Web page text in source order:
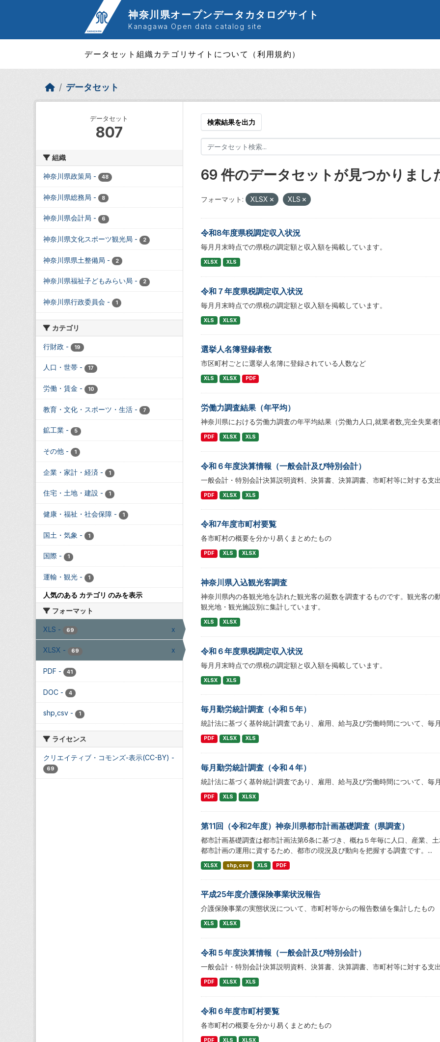
神奈川県オープンデータカタログサイト
Kanagawa Open data catalog site
データセット 組織 カテゴリサイトについて（利用規約）
データセット
データセット
807
組織
神奈川県政策局 - 48
神奈川県総務局 - 8
神奈川県会計局 - 6
神奈川県文化スポーツ観光局 - 2
神奈川県県土整備局 - 2
神奈川県福祉子どもみらい局 - 2
神奈川県行政委員会 - 1
カテゴリ
行財政 - 19
人口・世帯 - 17
労働・賃金 - 10
教育・文化・スポーツ・生活 - 7
鉱工業 - 5
その他 - 1
企業・家計・経済 - 1
住宅・土地・建設 - 1
健康・福祉・社会保障 - 1
国土・気象 - 1
国際 - 1
運輸・観光 - 1
人気のある カテゴリ のみを表示
フォーマット
XLS - 69 x
XLSX - 69 x
PDF - 41
DOC - 4
shp,csv - 1
ライセンス
クリエイティブ・コモンズ-表示(CC-BY) -
69
検索結果を出力
69 件のデータセットが見つかりまし
フォーマット: XLSX XLS
令和8年度県税調定収入状況
毎月月末時点での県税の調定額と収入額を掲載しています。
XLSX XLS
令和７年度県税調定収入状況
毎月月末時点での県税の調定額と収入額を掲載しています。
XLS XLSX
選挙人名簿登録者数
市区町村ごとに選挙人名簿に登録されている人数など
XLS XLSX PDF
労働力調査結果（年平均）
神奈川県における労働力調査の年平均結果（労働力人口,就業者数,完全失業
PDF XLSX XLS
令和６年度決算情報（一般会計及び特別会計）
一般会計・特別会計決算説明資料、決算書、決算調書、市町村等に対する支
PDF XLSX XLS
令和7年度市町村要覧
各市町村の概要を分かり易くまとめたもの
PDF XLS XLSX
神奈川県入込観光客調査
神奈川県内の各観光地を訪れた観光客の延数を調査するものです。観光客の
観光地・観光施設別に集計しています。
XLS XLSX
令和６年度県税調定収入状況
毎月月末時点での県税の調定額と収入額を掲載しています。
XLSX XLS
毎月勤労統計調査（令和５年）
統計法に基づく基幹統計調査であり、雇用、給与及び労働時間について、毎
PDF XLSX XLS
毎月勤労統計調査（令和４年）
統計法に基づく基幹統計調査であり、雇用、給与及び労働時間について、毎
PDF XLS XLSX
第11回（令和2年度）神奈川県都市計画基礎調査（県調査）
都市計画基礎調査は都市計画法第6条に基づき、概ね５年毎に人口、産業、
都市計画の運用に資するため、都市の現況及び動向を把握する調査です。...
XLSX shp,csv XLS PDF
平成25年度介護保険事業状況報告
介護保険事業の実態状況について、市町村等からの報告数値を集計したもの
XLS XLSX
令和５年度決算情報（一般会計及び特別会計）
一般会計・特別会計決算説明資料、決算書、決算調書、市町村等に対する支
PDF XLSX XLS
令和６年度市町村要覧
各市町村の概要を分かり易くまとめたもの
PDF XLS XLSX